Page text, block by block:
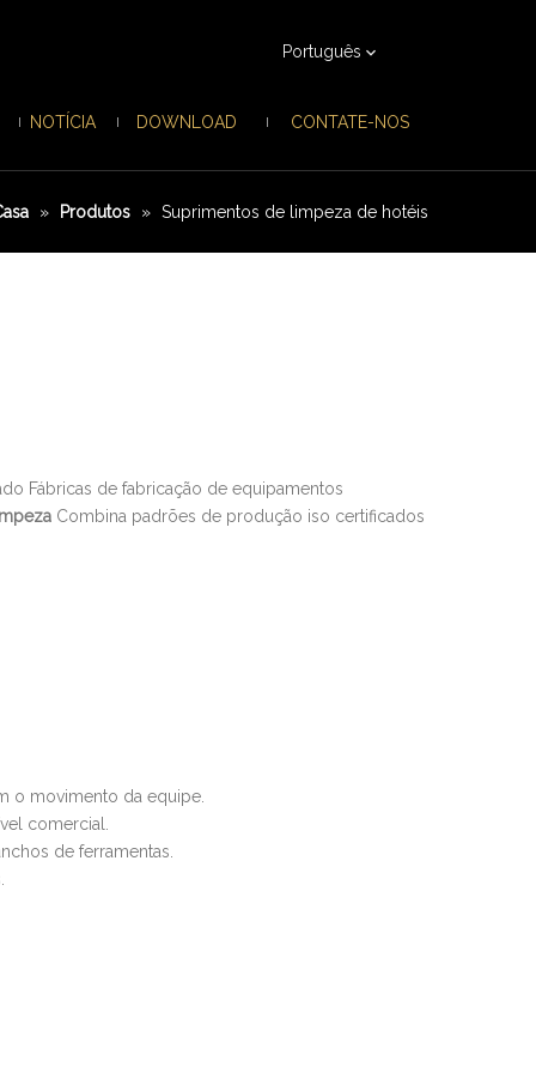
Português
NOTÍCIA DOWNLOAD CONTATE-NOS
» Produtos » Suprimentos de limpeza de hotéis
Fábricas de fabricação de equipamentos
Combina padrões de produção iso certificados
o movimento da equipe.
comercial.
de ferramentas.